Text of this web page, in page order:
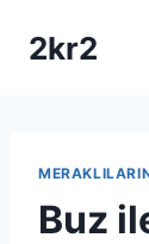
2kr2
Buz